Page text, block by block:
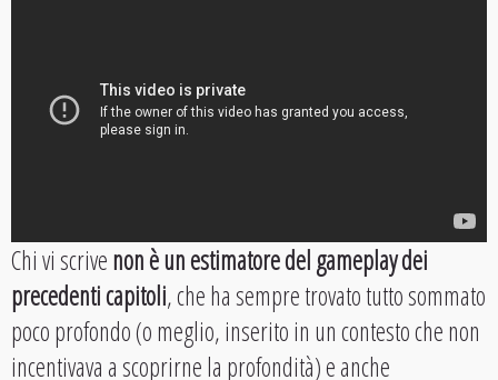
Chi vi scrivenon è un estimatore del gameplay dei
precedenti capitoli, che ha sempre trovato tutto sommato
poco profondo (o meglio, inserito in un contesto che non
incentivava a scoprirne la profondità) e anche